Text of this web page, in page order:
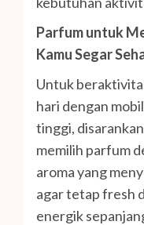
Parfum untuk
Kamu Segar
Untuk
hari dengan
tinggi,
memilih parfum
aroma yang
agar tetap fresh
energik